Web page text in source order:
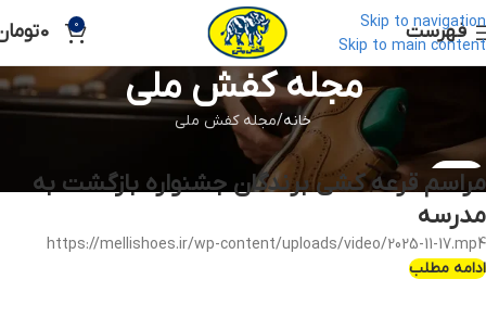
Skip to navigation
Skip to main content
فهرست 0
0
مجله کفش ملی
خانه مجله کفش ملی
26
آبان
مراسم قرعه کشی برندگان جشنواره بازگشت به
مدرسه
https://mellishoes.ir/wp-content/uploads/video/2025-11-17.mp4
ادامه مطلب